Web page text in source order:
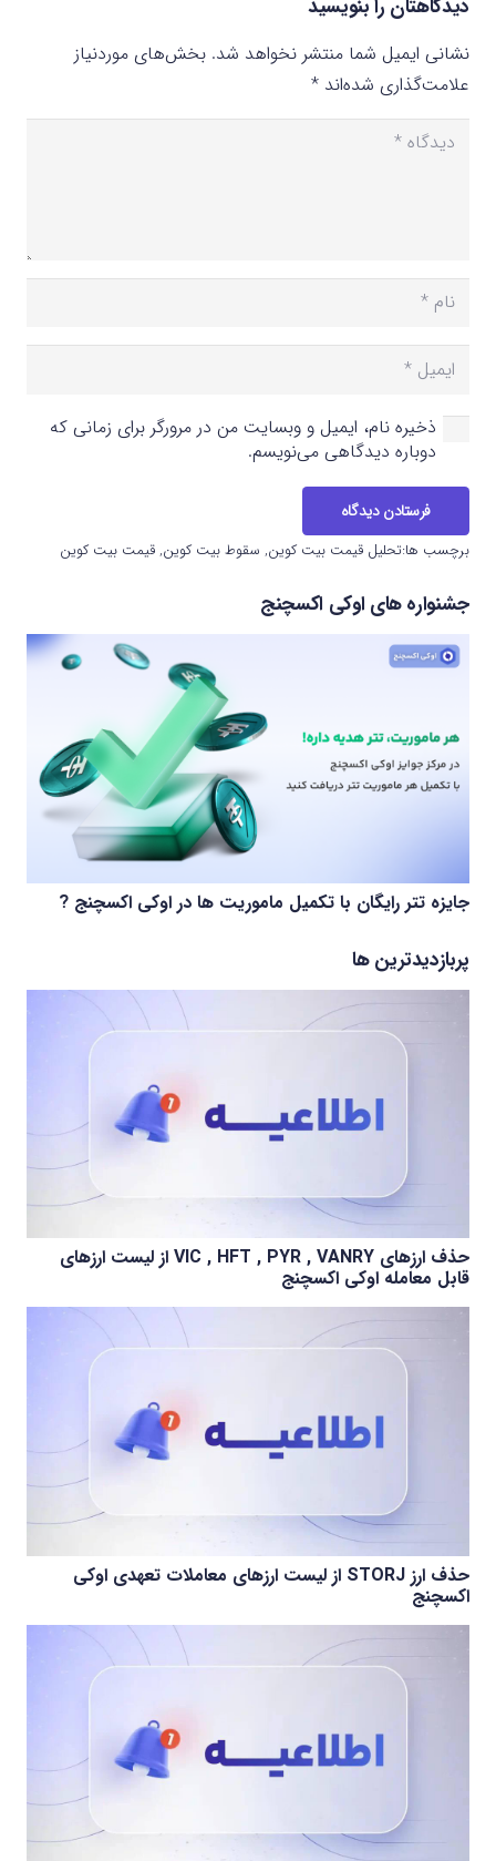
دیدگاهتان را بنویسید
نشانی ایمیل شما منتشر نخواهد شد. بخش‌های موردنیاز
علامت‌گذاری شده‌اند *
ذخیره نام، ایمیل و وبسایت من در مرورگر برای زمانی که
دوباره دیدگاهی می‌نویسم.
فرستادن دیدگاه
برچسب ها:تحلیل قیمت بیت کوین, سقوط بیت کوین, قیمت بیت کوین
جشنواره های اوکی اکسچنج
جایزه تتر رایگان با تکمیل ماموریت ها در اوکی اکسچنج ?
پربازدیدترین ها
حذف ارزهای VIC , HFT , PYR , VANRY از لیست ارزهای
قابل معامله اوکی اکسچنج
حذف ارز STORJ از لیست ارزهای معاملات تعهدی اوکی
اکسچنج